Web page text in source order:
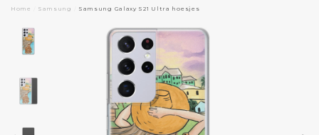
Home Samsung Samsung Galaxy S21 Ultra hoesjes